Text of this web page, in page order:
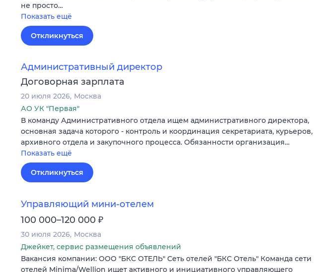
не просто…
Показать ещё
Откликнуться
Административный директор
Договорная зарплата
20 июля 2026 Москва
АО УК "Первая"
В команду Административного отдела ищем административного директора,
основная задача которого - контроль и координация секретариата, курьеров,
архивного отдела и закупочного процесса. Обязанности организация…
Показать ещё
Откликнуться
Управляющий мини-отелем
100 000–120 000 ₽
30 июля 2026 Москва
Джейкет, сервис размещения объявлений
Вакансия компании: ООО "БКС ОТЕЛЬ" Сеть отелей "БКС Отель" Команда сети
отелей Minima/Wellion ищет активного и инициативного управляющего